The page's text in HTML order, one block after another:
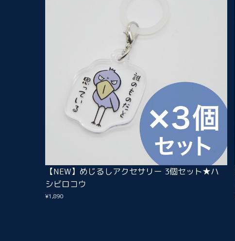
【NEW】めじるしアクセサリー 3個セット★ハ
シビロコウ
¥1,890